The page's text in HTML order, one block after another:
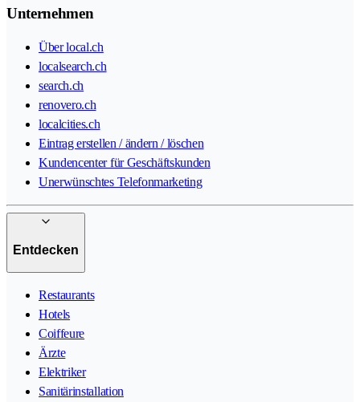
Unternehmen
Über local.ch
localsearch.ch
search.ch
renovero.ch
localcities.ch
Eintrag erstellen / ändern / löschen
Kundencenter für Geschäftskunden
Unerwünschtes Telefonmarketing
Entdecken
Restaurants
Hotels
Coiffeure
Ärzte
Elektriker
Sanitärinstallation